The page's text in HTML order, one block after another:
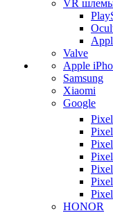
VR
Valve
Apple
Samsung
Xiaomi
Google
HONOR